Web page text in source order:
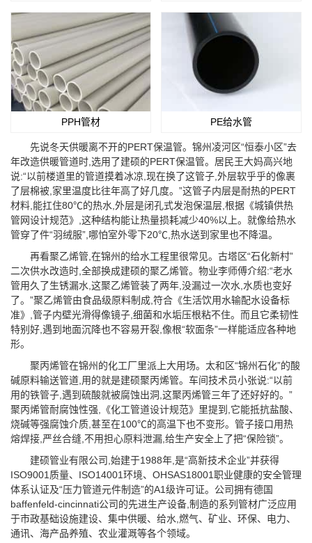
PPH管材 PE给水管
先说冬天供暖离不开的PERT保温管。锦州凌河区“恒泰小区”去
年改造供暖管道时,选用了建硕的PERT保温管。居民王大妈高兴地
说:“以前楼道里的管道摸着冰凉,现在换了这管子,外层软乎乎的像裹
了层棉被,家里温度比往年高了好几度。”这管子内层是耐热的PERT
材料,能扛住80℃的热水,外层是闭孔式发泡保温层,根据《城镇供热
管网设计规范》,这种结构能让热量损耗减少40%以上。就像给热水
管穿了件“羽绒服”,哪怕室外零下20℃,热水送到家里也不降温。
再看聚乙烯管,在锦州的给水工程里很常见。古塔区“石化新村”
二次供水改造时,全部换成建硕的聚乙烯管。物业李师傅介绍:“老水
管用久了生锈漏水,这聚乙烯管装了两年,没漏过一次水,水质也变好
了。”聚乙烯管由食品级原料制成,符合《生活饮用水输配水设备标
准》,管子内壁光滑得像镜子,细菌和水垢压根粘不住。而且它柔韧性
特别好,遇到地面沉降也不容易开裂,像根“软面条”一样能适应各种地
形。
聚丙烯管在锦州的化工厂里派上大用场。太和区“锦州石化”的酸
碱原料输送管道,用的就是建硕聚丙烯管。车间技术员小张说:“以前
用的铁管子,遇到硫酸就被腐蚀出洞,这聚丙烯管三年了还好好的。”
聚丙烯管耐腐蚀性强,《化工管道设计规范》里提到,它能抵抗盐酸、
烧碱等强腐蚀介质,甚至在100℃的高温下也不变形。管子接口用热
熔焊接,严丝合缝,不用担心原料泄漏,给生产安全上了把“保险锁”。
建硕管业有限公司,始建于1988年,是“高新技术企业”并获得
ISO9001质量、ISO14001环境、OHSAS18001职业健康的安全管理
体系认证及“压力管道元件制造”的A1级许可证。公司拥有德国
baffenfeld-cincinnati公司的先进生产设备,制造的系列管材广泛应用
于市政基础设施建设、集中供暖、给水,燃气、矿业、环保、电力、
通讯、海产品养殖、农业灌溉等各个领域。